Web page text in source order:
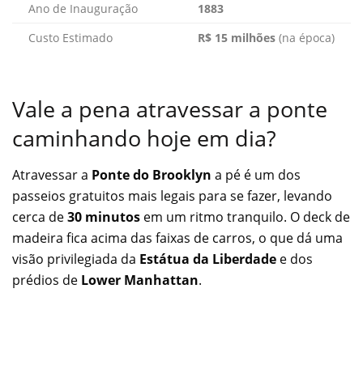
Ano de Inauguração
1883
Custo Estimado
R$ 15 milhões (na época)
Vale a pena atravessar a ponte
caminhando hoje em dia?
Atravessar a Ponte do Brooklyn a pé é um dos
passeios gratuitos mais legais para se fazer, levando
cerca de30 minutos em um ritmo tranquilo. O deck de
madeira fica acima das faixas de carros, o que dá uma
visão privilegiada da Estátua da Liberdade e dos
prédios de Lower Manhattan.